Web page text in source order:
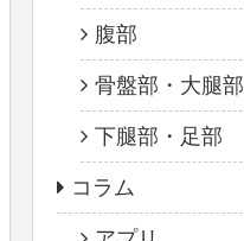
腹部
骨盤部・大腿部
下腿部・足部
コラム